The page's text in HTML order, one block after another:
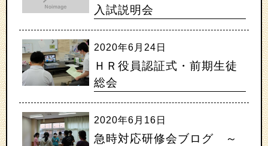
入試説明会
2020年6月24日
ＨＲ役員認証式・前期生徒
総会
2020年6月16日
急時対応研修会ブログ ～